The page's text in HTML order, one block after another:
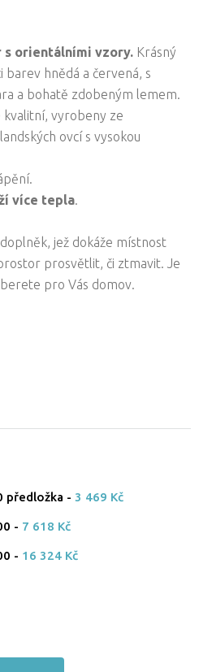
s orientálními vzory. Krásný
hnědá a červená, s
a bohatě zdobeným lemem.
kvalitní, vyrobeny ze
ovcí s vysokou
více tepla.
jež dokáže místnost
prosvětlit, či ztmavit. Je
pro Vás domov.
předložka - 3 469 Kč
- 7 618 Kč
- 16 324 Kč